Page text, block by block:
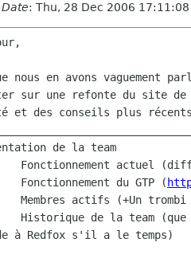
Date: Thu, 28 Dec 2006
nous en avons
sur une refonte du site de
et des conseils plus
de la team
	Fonctionnement du GTP (
à Redfox s'il a le temps)